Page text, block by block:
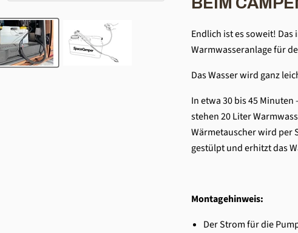
Endlich ist es soweit!
Warmwasseranlage für
Das Wasser wird ganz
In etwa 30 bis 45
stehen 20 Liter
Wärmetauscher wird per
gestülpt und erhitzt das
Montagehinweis:
Der Strom für die